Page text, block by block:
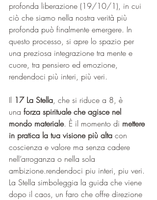
profonda liberazione (19/10/1), in cui
ciò che siamo nella nostra verità più
profonda può finalmente emergere. In
questo processo, si apre lo spazio per
una preziosa integrazione tra mente e
cuore, tra pensiero ed emozione,
rendendoci più interi, più veri.
Il 17 La Stella, che si riduce a 8, è
una forza spirituale che agisce nel
mondo materiale. È il momento di mettere
in pratica la tua visione più alta con
coscienza e valore ma senza cadere
nell’arroganza o nella sola
ambizione.rendendoci piu interi, piu veri.
La Stella simboleggia la guida che viene
dopo il caos, un faro che offre direzione